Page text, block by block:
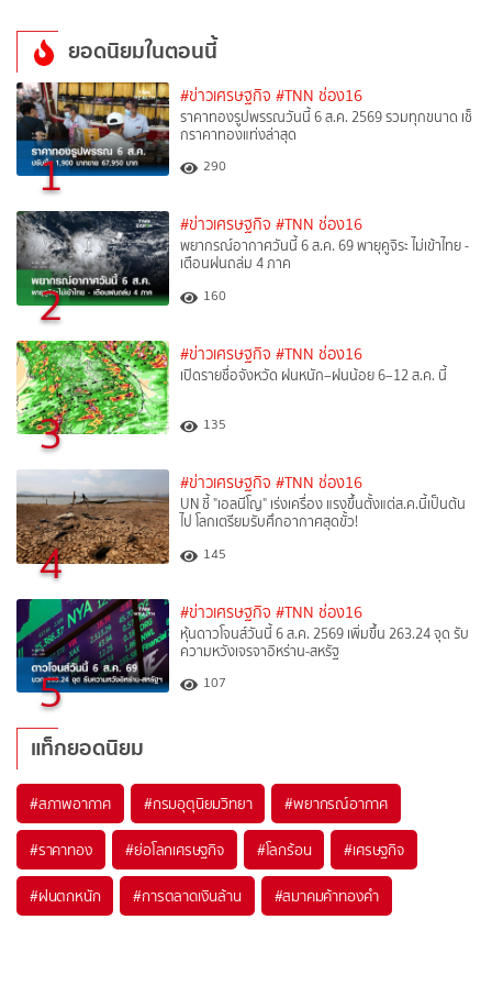
ยอดนิยมในตอนนี้
1
#ข่าวเศรษฐกิจ #TNN ช่อง16
ราคาทองรูปพรรณวันนี้ 6 ส.ค. 2569 รวมทุกขนาด เช็
กราคาทองแท่งล่าสุด
290
2
#ข่าวเศรษฐกิจ #TNN ช่อง16
พยากรณ์อากาศวันนี้ 6 ส.ค. 69 พายุคูจิระ ไม่เข้าไทย -
เตือนฝนถล่ม 4 ภาค
160
3
#ข่าวเศรษฐกิจ #TNN ช่อง16
เปิดรายชื่อจังหวัด ฝนหนัก–ฝนน้อย 6–12 ส.ค. นี้
135
4
#ข่าวเศรษฐกิจ #TNN ช่อง16
UN ชี้ "เอลนีโญ" เร่งเครื่อง แรงขึ้นตั้งแต่ส.ค.นี้เป็นต้น
ไป โลกเตรียมรับศึกอากาศสุดขั้ว!
145
5
#ข่าวเศรษฐกิจ #TNN ช่อง16
หุ้นดาวโจนส์วันนี้ 6 ส.ค. 2569 เพิ่มขึ้น 263.24 จุด รับ
ความหวังเจรจาอิหร่าน-สหรัฐ
107
แท็กยอดนิยม
#สภาพอากาศ #กรมอุตุนิยมวิทยา #พยากรณ์อากาศ
#ราคาทอง #ย่อโลกเศรษฐกิจ #โลกร้อน #เศรษฐกิจ
#ฝนตกหนัก #การตลาดเงินล้าน #สมาคมค้าทองคำ